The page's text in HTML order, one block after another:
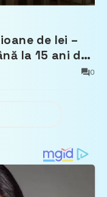
de lei –
la 15 ani de
0